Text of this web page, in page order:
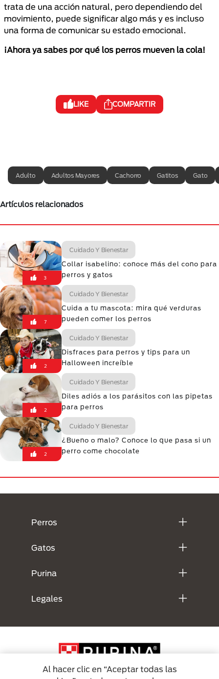
trata de una acción natural, pero dependiendo del
movimiento, puede significar algo más y es incluso
una forma de comunicar su estado emocional.
¡Ahora ya sabes por qué los perros mueven la cola!
LIKE COMPARTIR
Adulto Adultos Mayores Cachorro Gatitos Gato
Artículos relacionados
3
Cuidado Y Bienestar
Collar isabelino: conoce más del cono para
perros y gatos
7
Cuidado Y Bienestar
Cuida a tu mascota: mira qué verduras
pueden comer los perros
2
Cuidado Y Bienestar
Disfraces para perros y tips para un
Halloween increíble
2
Cuidado Y Bienestar
Diles adiós a los parásitos con las pipetas
para perros
2
Cuidado Y Bienestar
¿Bueno o malo? Conoce lo que pasa si un
perro come chocolate
Perros
Gatos
Purina
Legales
Al hacer clic en “Aceptar todas las